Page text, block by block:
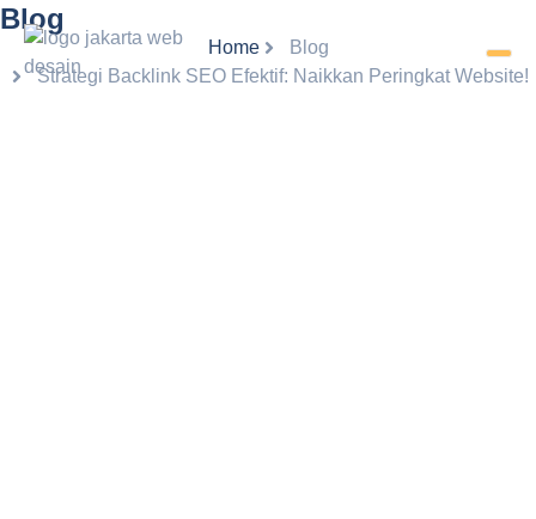
Blog
Home
Blog
Strategi Backlink SEO Efektif: Naikkan Peringkat Website!